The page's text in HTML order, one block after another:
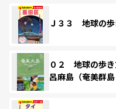
Ｊ３３ 地球の
０２ 地球の歩
呂麻島（奄美群